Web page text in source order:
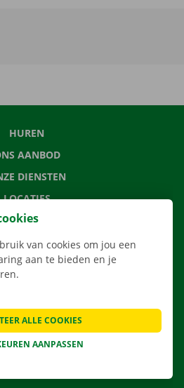
HUREN
AANBOD
DIENSTEN
LOCATIES
APP
ONS
VRAGEN
NIEUWS
van cookies om jou een
aan te bieden en je
AANPASSEN
ALLE COOKIES